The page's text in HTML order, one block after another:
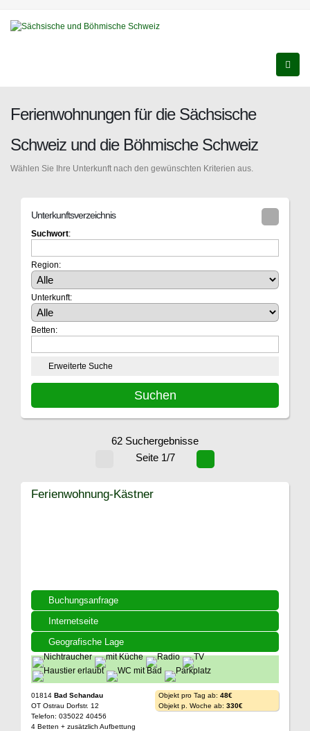
Ferienwohnungen für die Sächsische
Schweiz und die Böhmische Schweiz
Wählen Sie Ihre Unterkunft nach den gewünschten Kriterien aus.
Unterkunftsverzeichnis
Suchwort:
Region:
Unterkunft:
Betten:
Erweiterte Suche
62 Suchergebnisse
Seite 1/7
Buchungsanfrage
Internetseite
Geografische Lage
Ferienwohnung-Kästner
01814 Bad Schandau
OT Ostrau Dorfstr. 12
Telefon: 035022 40456
4 Betten + zusätzlich Aufbettung
Objekt pro Tag ab: 48€
Objekt p. Woche ab: 330€